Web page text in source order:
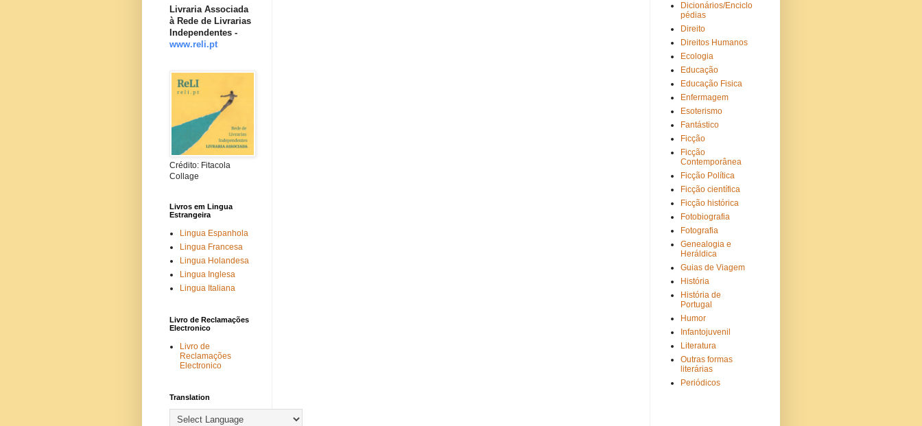
Livraria Associada
à Rede de Livrarias
Independentes -
www.reli.pt
Crédito: Fitacola
Collage
Livros em Lingua
Estrangeira
Lingua Espanhola
Lingua Francesa
Lingua Holandesa
Lingua Inglesa
Lingua Italiana
Livro de Reclamações
Electronico
Livro de
Reclamações
Electronico
Translation
Dicionários/Enciclo
pédias
Direito
Direitos Humanos
Ecologia
Educação
Educação Fisica
Enfermagem
Esoterismo
Fantástico
Ficção
Ficção
Contemporânea
Ficção Política
Ficção científica
Ficção histórica
Fotobiografia
Fotografia
Genealogia e
Heráldica
Guias de Viagem
História
História de
Portugal
Humor
Infantojuvenil
Literatura
Outras formas
literárias
Periódicos